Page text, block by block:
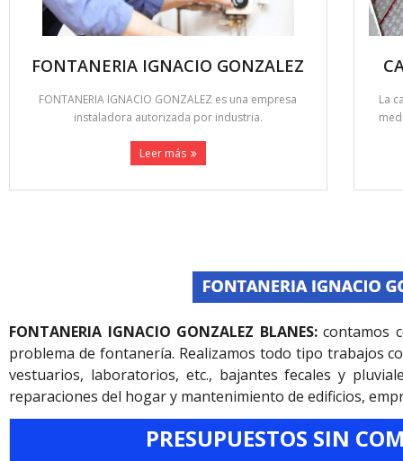
FONTANERIA IGNACIO GONZALEZ
FONTANERIA IGNACIO GONZALEZ es una empresa
instaladora autorizada por industria.
Leer más
La
FONTANERIA IGNACIO GONZALEZ BLANES:contamos
problema de fontanería. Realizamos todo tipo trabajos
vestuarios, laboratorios, etc., bajantes fecales y
reparaciones del hogar y mantenimiento de edificios,
PRESUPUESTOS SIN